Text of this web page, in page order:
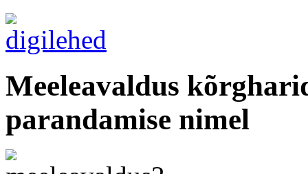
Meeleavaldus
parandamise nimel